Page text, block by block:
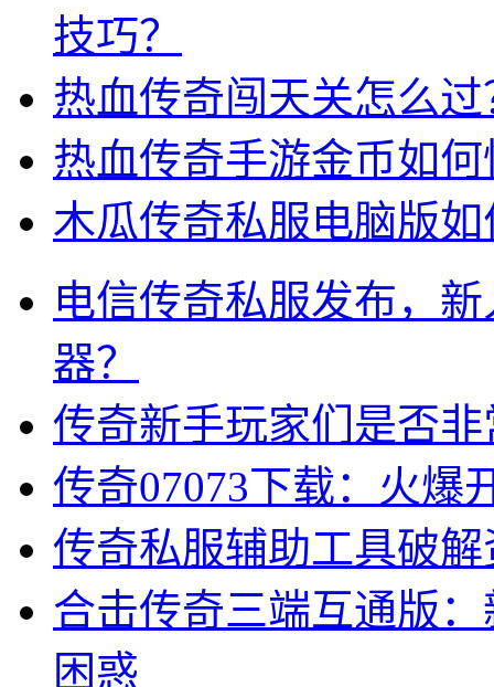
技巧？
热血传奇闯天关怎么
热血传奇手游金币如
木瓜传奇私服电脑版
电信传奇私服发布，
器？
传奇新手玩家们是否
传奇07073下载：火爆
传奇私服辅助工具破
合击传奇三端互通版
困惑